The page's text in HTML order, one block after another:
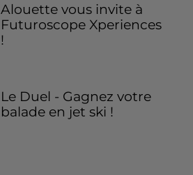
Alouette vous invite à
Futuroscope Xperiences
!
Le Duel - Gagnez votre
balade en jet ski !